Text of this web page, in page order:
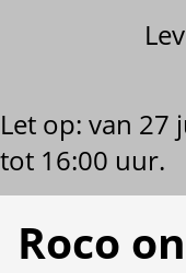
Let op: van 27
tot 16:00 uur.
Roco